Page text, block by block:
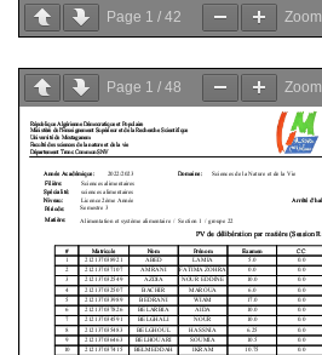
Page 1 / 42 Zoom
Page 1 / 48 Zoom